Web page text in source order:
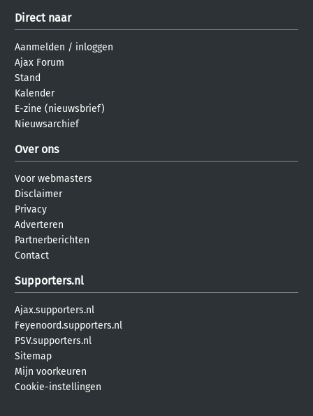
Direct naar
Aanmelden / inloggen
Ajax Forum
Stand
Kalender
E-zine (nieuwsbrief)
Nieuwsarchief
Over ons
Voor webmasters
Disclaimer
Privacy
Adverteren
Partnerberichten
Contact
Supporters.nl
Ajax.supporters.nl
Feyenoord.supporters.nl
PSV.supporters.nl
Sitemap
Mijn voorkeuren
Cookie-instellingen